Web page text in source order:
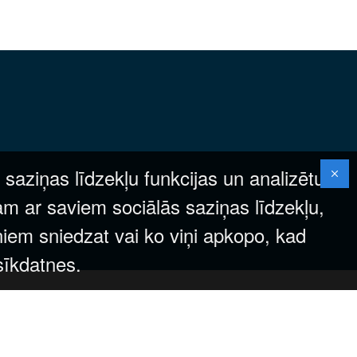
līdzekļu funkcijas un analizētu
ar saviem sociālās saziņas līdzekļu,
sniedzat vai ko viņi apkopo, kad